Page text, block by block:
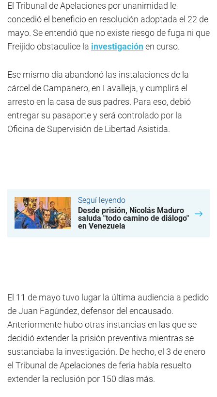
El Tribunal de Apelaciones por unanimidad le
concedió el beneficio en resolución adoptada el 22 de
mayo. Se entendió que no existe riesgo de fuga ni que
Freijido obstaculice la investigaciónen curso.
Ese mismo día abandonó las instalaciones de la
cárcel de Campanero, en Lavalleja, y cumplirá el
arresto en la casa de sus padres. Para eso, debió
entregar su pasaporte y será controlado por la
Oficina de Supervisión de Libertad Asistida.
Seguí leyendo
Desde prisión, Nicolás Maduro
saluda "todo camino de diálogo"
en Venezuela
El 11 de mayo tuvo lugar la última audiencia a pedido
de Juan Fagúndez, defensor del encausado.
Anteriormente hubo otras instancias en las que se
decidió extender la prisión preventiva mientras se
sustanciaba la investigación. De hecho, el 3 de enero
el Tribunal de Apelaciones de feria había resuelto
extender la reclusión por 150 días más.